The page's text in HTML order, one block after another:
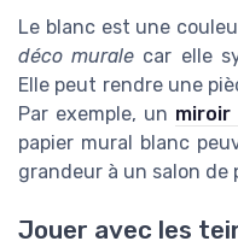
Le blanc est une
déco murale car elle
Elle peut rendre une
Par exemple, un miroir
papier mural blanc
grandeur à un salon de
Jouer avec les